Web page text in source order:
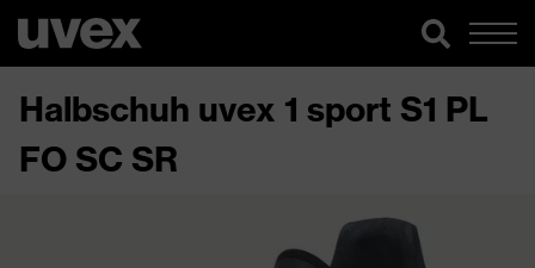
Halbschuh uvex 1 sport S1 PL
FO SC SR